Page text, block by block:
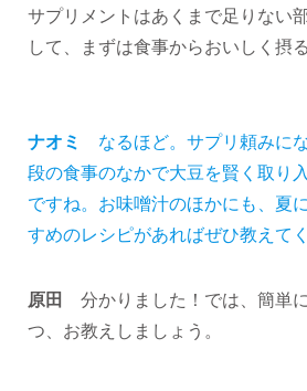
サプリメントはあくまで足りない
して、まずは食事からおいしく摂
ナオミ
なるほど。サプリ頼みに
段の食事のなかで大豆を賢く取り
ですね。お味噌汁のほかにも、夏
すめのレシピがあればぜひ教えて
原田
分かりました！では、簡単
つ、お教えしましょう。